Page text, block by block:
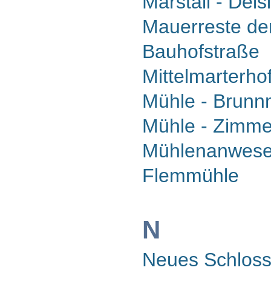
Mauerreste
Bauhofstraße
Mühle -
Mühle -
Flemmühle
N
Neues